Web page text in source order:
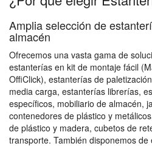
Amplia selección de
almacén
Ofrecemos una vasta gama de
estanterías en kit de montaje fácil
OffiClick), estanterías de
media carga, estanterías librerías,
específicos, mobiliario de almacén,
contenedores de plástico y
de plástico y madera, cubetos de
transporte. También disponemos